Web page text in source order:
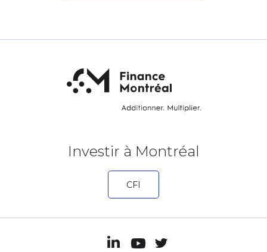
Investir à Montréal
CFI